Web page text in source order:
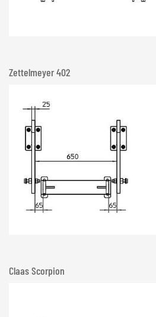
Zettelmeyer 402
Claas Scorpion